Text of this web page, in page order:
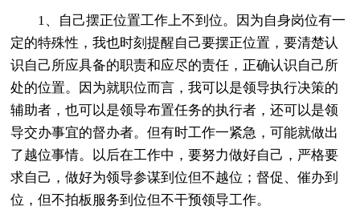
1、自己摆正位置工作上不到位。因为自身岗位有一
定的特殊性，我也时刻提醒自己要摆正位置，要清楚认
识自己所应具备的职责和应尽的责任，正确认识自己所
处的位置。因为就职位而言，我可以是领导执行决策的
辅助者，也可以是领导布置任务的执行者，还可以是领
导交办事宜的督办者。但有时工作一紧急，可能就做出
了越位事情。以后在工作中，要努力做好自己，严格要
求自己，做好为领导参谋到位但不越位；督促、催办到
位，但不拍板服务到位但不干预领导工作。